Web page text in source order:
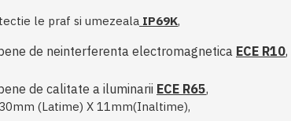
le praf si umezeala IP69K,
de neinterferenta electromagnetica ECE R10,
de calitate a iluminarii ECE R65,
(Latime) X 11mm(Inaltime),